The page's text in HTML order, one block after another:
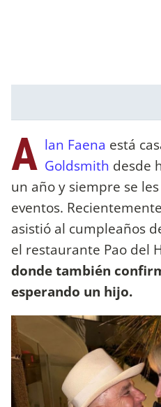
A lan Faena está
Goldsmith desde
un año y siempre se
eventos.
asistió al cumpleaños
el restaurante Pao del
donde también
esperando un hijo.